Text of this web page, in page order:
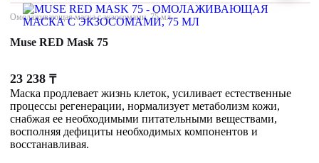
Омолаживающая маска с экзосомами, 75 мл
Muse RED Mask 75
23 238 ₸
Маска продлевает жизнь клеток, усиливает естественные
процессы регенерации, нормализует метаболизм кожи,
снабжая ее необходимыми питательными веществами,
восполняя дефициты необходимых компонентов и
восстанавливая.